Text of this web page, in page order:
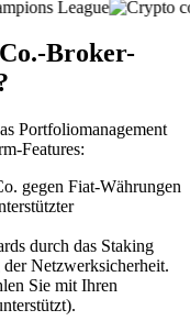
Broker-
Portfoliomanagement
Features:
gegen Fiat-Währungen
durch das Staking
Netzwerksicherheit.
Sie mit Ihren